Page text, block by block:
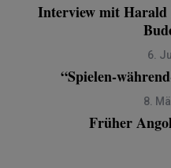
Interview mit Harald
6.
“Spielen-
8.
Früher